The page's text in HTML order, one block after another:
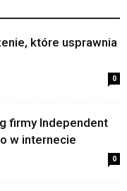
które usprawnia
0
firmy Independent
w internecie
0